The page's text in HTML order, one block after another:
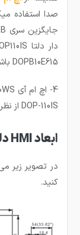
DOPB10E615 باشد.
DOP-110IS از نظر ابعاد و همچنین در کل زیباتر محسوب میشود.
ابعاد HMI دلتا مدل DOP-110IS
در تصویر زیر
کنید.